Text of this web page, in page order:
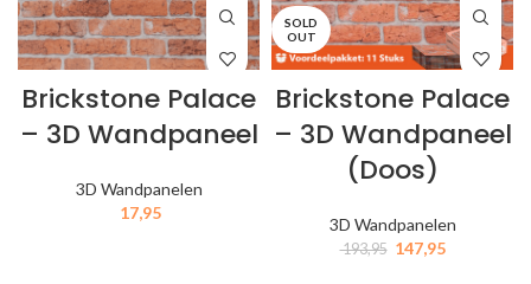
Brickstone Palace
– 3D Wandpaneel
3D Wandpanelen
17,95
SOLD
OUT
Brickstone Palace
– 3D Wandpaneel
(Doos)
3D Wandpanelen
193,95 147,95